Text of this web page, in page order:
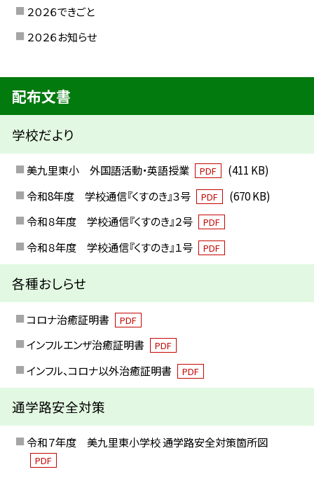
２０２６できごと
２０２６お知らせ
配布文書
学校だより
美九里東小 外国語活動・英語授業 PDF
(411 KB)
令和8年度 学校通信『くすのき』３号
PDF
(670 KB)
令和８年度 学校通信『くすのき』２号
PDF
令和８年度 学校通信『くすのき』１号 PDF
各種おしらせ
コロナ治癒証明書 PDF
インフルエンザ治癒証明書 PDF
インフル、コロナ以外治癒証明書 PDF
通学路安全対策
令和７年度 美九里東小学校 通学路安全対策箇所図
PDF